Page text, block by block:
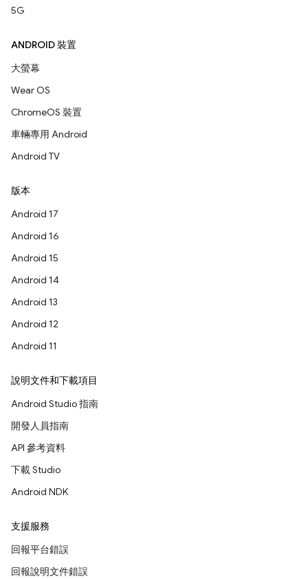
5G
ANDROID 裝置
大螢幕
Wear OS
ChromeOS 裝置
車輛專用 Android
Android TV
版本
Android 17
Android 16
Android 15
Android 14
Android 13
Android 12
Android 11
說明文件和下載項目
Android Studio 指南
開發人員指南
API 參考資料
下載 Studio
Android NDK
支援服務
回報平台錯誤
回報說明文件錯誤